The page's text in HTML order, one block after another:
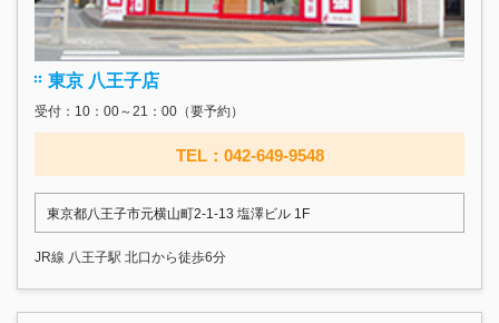
東京 八王子店
受付：10：00～21：00（要予約）
TEL：042-649-9548
東京都八王子市元横山町2-1-13 塩澤ビル 1F
JR線 八王子駅 北口から徒歩6分